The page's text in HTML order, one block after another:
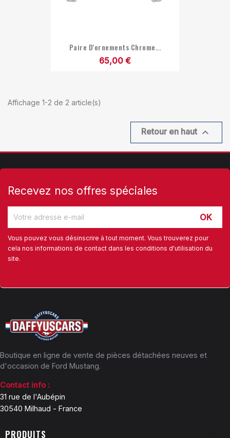
Paire D'ornements Chrome...
65,00 €
Affichage 1-2 de 2 article(s)
Retour en haut 
Recevez nos offres spéciales
Vous pouvez vous désinscrire à tout moment. Vous trouverez pour
cela nos informations de contact dans les conditions d'utilisation du
site.
Boutique en ligne de vente de pièces détachées neuves et
d'occasion de Ford Mustang.
Contact info :
31 rue de l'Aubépin
30540 Milhaud - France
PRODUITS